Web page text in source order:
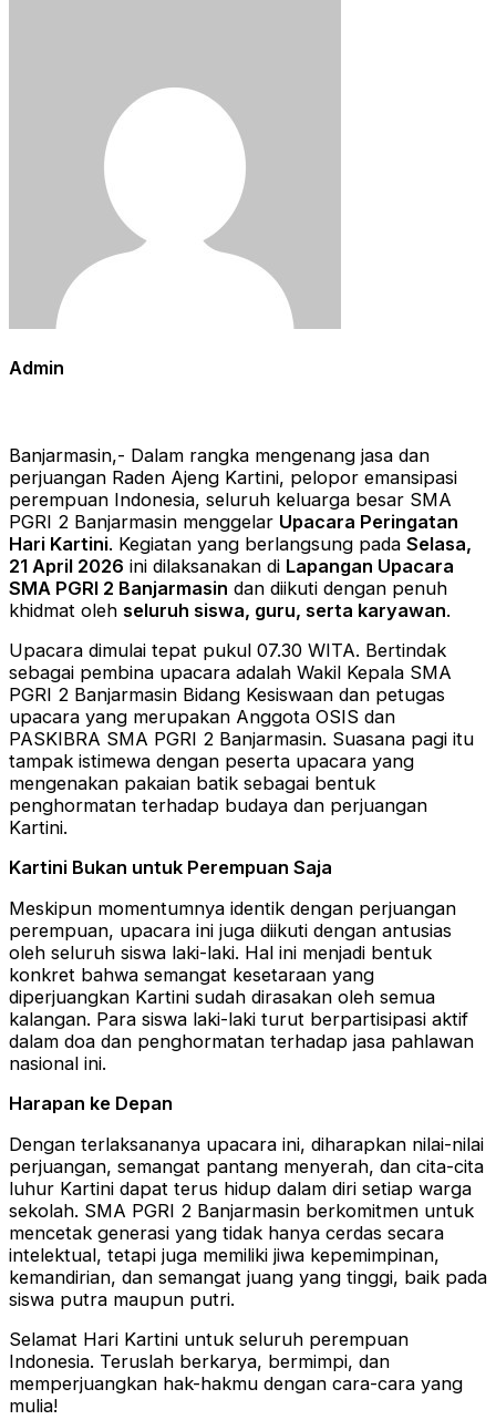
Admin
Banjarmasin,- Dalam rangka mengenang jasa dan
perjuangan Raden Ajeng Kartini, pelopor emansipasi
perempuan Indonesia, seluruh keluarga besar SMA
PGRI 2 Banjarmasin menggelar Upacara Peringatan
Hari Kartini. Kegiatan yang berlangsung pada Selasa,
21 April 2026 ini dilaksanakan di Lapangan Upacara
SMA PGRI 2 Banjarmasin dan diikuti dengan penuh
khidmat oleh seluruh siswa, guru, serta karyawan.
Upacara dimulai tepat pukul 07.30 WITA. Bertindak
sebagai pembina upacara adalah Wakil Kepala SMA
PGRI 2 Banjarmasin Bidang Kesiswaan dan petugas
upacara yang merupakan Anggota OSIS dan
PASKIBRA SMA PGRI 2 Banjarmasin. Suasana pagi itu
tampak istimewa dengan peserta upacara yang
mengenakan pakaian batik sebagai bentuk
penghormatan terhadap budaya dan perjuangan
Kartini.
Kartini Bukan untuk Perempuan Saja
Meskipun momentumnya identik dengan perjuangan
perempuan, upacara ini juga diikuti dengan antusias
oleh seluruh siswa laki-laki. Hal ini menjadi bentuk
konkret bahwa semangat kesetaraan yang
diperjuangkan Kartini sudah dirasakan oleh semua
kalangan. Para siswa laki-laki turut berpartisipasi aktif
dalam doa dan penghormatan terhadap jasa pahlawan
nasional ini.
Harapan ke Depan
Dengan terlaksananya upacara ini, diharapkan nilai-nilai
perjuangan, semangat pantang menyerah, dan cita-cita
luhur Kartini dapat terus hidup dalam diri setiap warga
sekolah. SMA PGRI 2 Banjarmasin berkomitmen untuk
mencetak generasi yang tidak hanya cerdas secara
intelektual, tetapi juga memiliki jiwa kepemimpinan,
kemandirian, dan semangat juang yang tinggi, baik pada
siswa putra maupun putri.
Selamat Hari Kartini untuk seluruh perempuan
Indonesia. Teruslah berkarya, bermimpi, dan
memperjuangkan hak-hakmu dengan cara-cara yang
mulia!